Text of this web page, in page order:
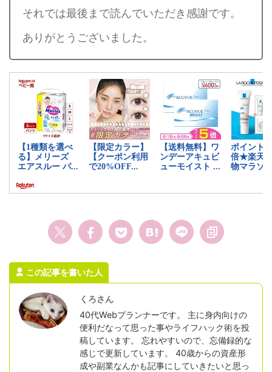
それでは最後まで読んでいただき感謝です。
ありがとうございました。
この記事を書いた人
くろさん
40代Webプランナーです。 主に身内向けの
便利だなって思った事やライフハック術を投
稿しています。 忘れやすいので、忘備録的な
感じで更新しています。 40歳からの資産形
成や副業なんかも記事にしていきたいと思っ